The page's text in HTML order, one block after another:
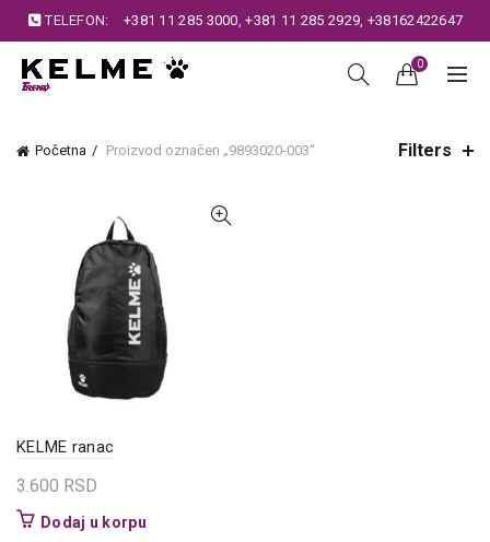
TELEFON: +381 11 285 3000,+381 11 285 2929, +38162422647
0
Početna Proizvod označen „9893020-003“ Filters
KELME ranac
3.600 RSD
Dodaj u korpu